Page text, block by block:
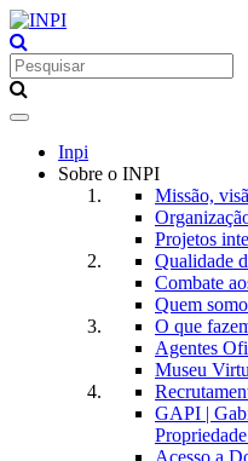
Toggle
navigation
Inpi
Sobre o INPI
Missão,
Projetos
Qualidade
Combate
Quem
O que
Agentes
Museu
GAPI |
Acesso a